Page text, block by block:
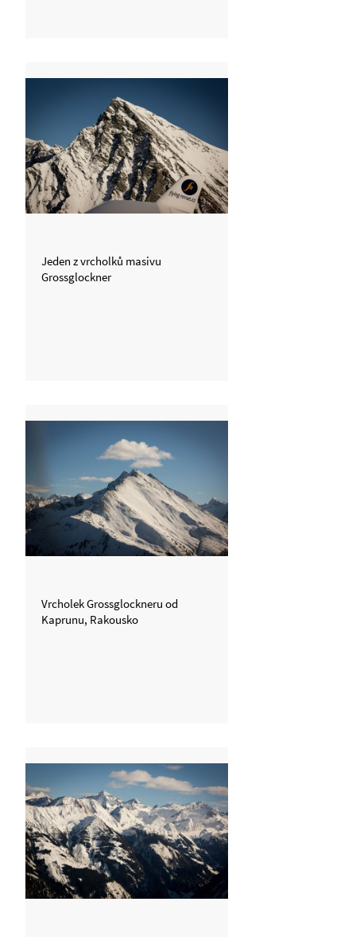
Jeden z vrcholků masivu
Grossglockner
Vrcholek Grossglockneru od
Kaprunu, Rakousko